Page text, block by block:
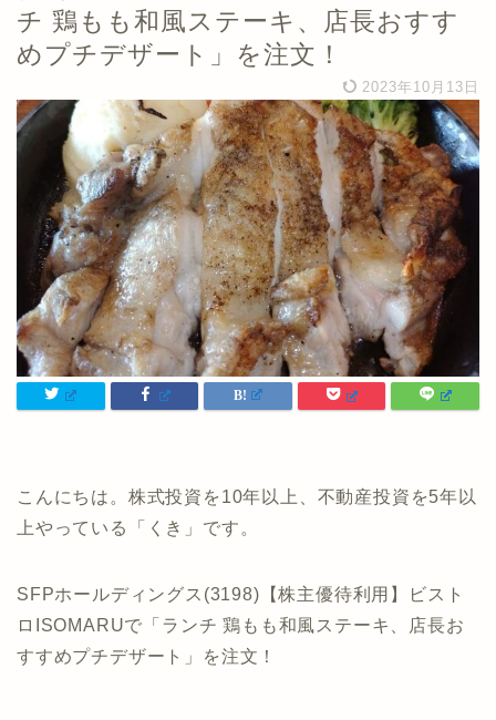
チ 鶏もも和風ステーキ、店長おすす
めプチデザート」を注文！
2023年10月13日
こんにちは。株式投資を10年以上、不動産投資を5年以
上やっている「くき」です。
SFPホールディングス(3198)【株主優待利用】ビスト
ロISOMARUで「ランチ 鶏もも和風ステーキ、店長お
すすめプチデザート」を注文！